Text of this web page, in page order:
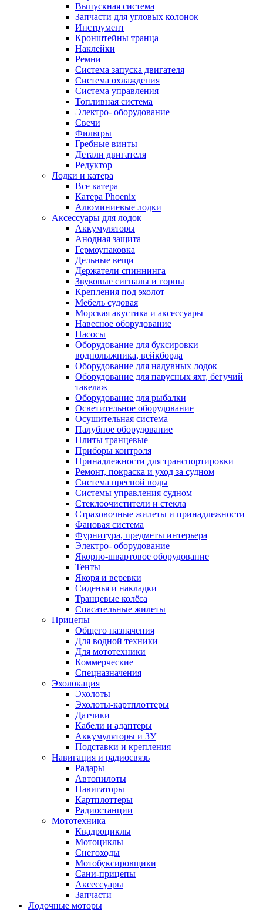
Выпускная система
Запчасти для угловых колонок
Инструмент
Кронштейны транца
Наклейки
Ремни
Система запуска двигателя
Система охлаждения
Система управления
Топливная система
Электро- оборудование
Свечи
Фильтры
Гребные винты
Детали двигателя
Редуктор
Лодки и катера
Все катера
Катера Phoenix
Алюминиевые лодки
Аксессуары для лодок
Аккумуляторы
Анодная защита
Гермоупаковка
Дельные вещи
Держатели спиннинга
Звуковые сигналы и горны
Крепления под эхолот
Мебель судовая
Морская акустика и аксессуары
Навесное оборудование
Насосы
Оборудование для буксировки
воднолыжника, вейкборда
Оборудование для надувных лодок
Оборудование для парусных яхт, бегучий
такелаж
Оборудование для рыбалки
Осветительное оборудование
Осушительная система
Палубное оборудование
Плиты транцевые
Приборы контроля
Принадлежности для транспортировки
Ремонт, покраска и уход за судном
Система пресной воды
Системы управления судном
Стеклоочистители и стекла
Страховочные жилеты и принадлежности
Фановая система
Фурнитура, предметы интерьера
Электро- оборудование
Якорно-швартовое оборудование
Тенты
Якоря и веревки
Сиденья и накладки
Транцевые колёса
Спасательные жилеты
Прицепы
Общего назначения
Для водной техники
Для мототехники
Коммерческие
Спецназначения
Эхолокация
Эхолоты
Эхолоты-картплоттеры
Датчики
Кабели и адаптеры
Аккумуляторы и ЗУ
Подставки и крепления
Навигация и радиосвязь
Радары
Автопилоты
Навигаторы
Картплоттеры
Радиостанции
Мототехника
Квадроциклы
Мотоциклы
Снегоходы
Мотобуксировщики
Сани-прицепы
Аксессуары
Запчасти
Лодочные моторы